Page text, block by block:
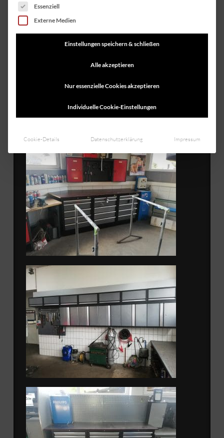
Es folgt eine Liste der Service-Gruppen, für die eine Einwilligung
Essenziell
Externe Medien
Einstellungen speichern & schließen
Alle akzeptieren
Nur essenzielle Cookies akzeptieren
Individuelle Cookie-Einstellungen
Cookie-Details Datenschutzerklärung Impressum